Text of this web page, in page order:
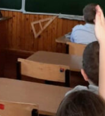
Представьте
футбольном
соперничают
Кто из них
выход из
щепетильной в